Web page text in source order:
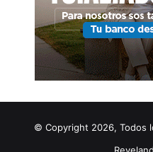
© Copyright 2026, Todos